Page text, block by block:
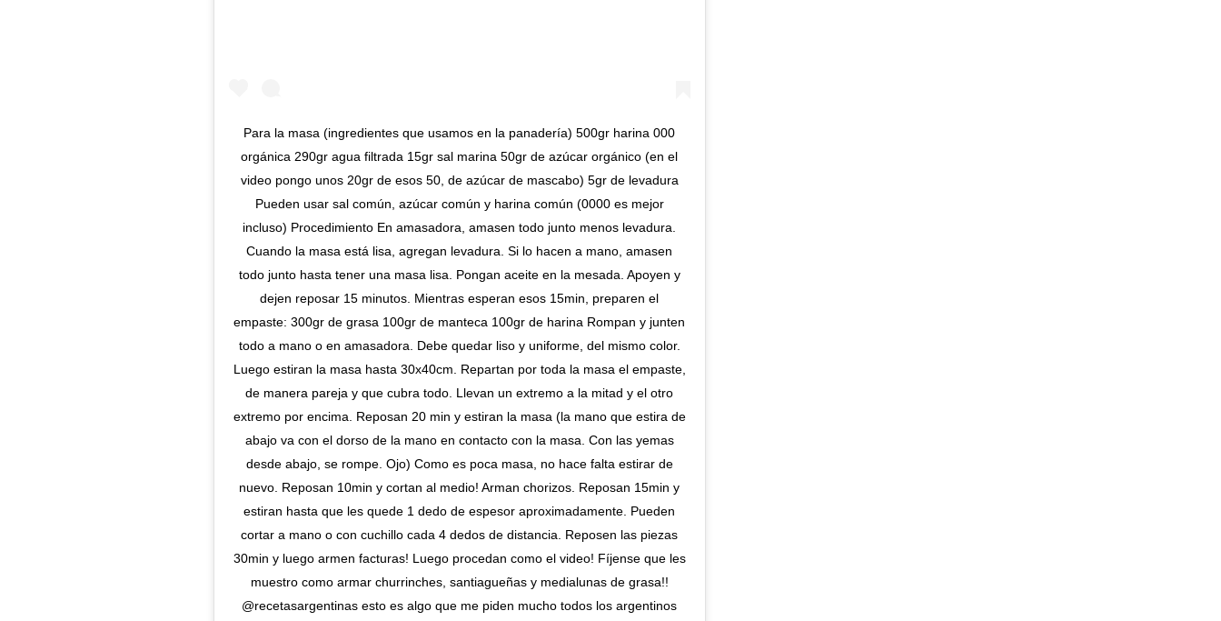
Para la masa (ingredientes que usamos en la panadería) 500gr harina 000
orgánica 290gr agua filtrada 15gr sal marina 50gr de azúcar orgánico (en el
video pongo unos 20gr de esos 50, de azúcar de mascabo) 5gr de levadura
Pueden usar sal común, azúcar común y harina común (0000 es mejor
incluso) Procedimiento En amasadora, amasen todo junto menos levadura.
Cuando la masa está lisa, agregan levadura. Si lo hacen a mano, amasen
todo junto hasta tener una masa lisa. Pongan aceite en la mesada. Apoyen y
dejen reposar 15 minutos. Mientras esperan esos 15min, preparen el
empaste: 300gr de grasa 100gr de manteca 100gr de harina Rompan y junten
todo a mano o en amasadora. Debe quedar liso y uniforme, del mismo color.
Luego estiran la masa hasta 30x40cm. Repartan por toda la masa el empaste,
de manera pareja y que cubra todo. Llevan un extremo a la mitad y el otro
extremo por encima. Reposan 20 min y estiran la masa (la mano que estira de
abajo va con el dorso de la mano en contacto con la masa. Con las yemas
desde abajo, se rompe. Ojo) Como es poca masa, no hace falta estirar de
nuevo. Reposan 10min y cortan al medio! Arman chorizos. Reposan 15min y
estiran hasta que les quede 1 dedo de espesor aproximadamente. Pueden
cortar a mano o con cuchillo cada 4 dedos de distancia. Reposen las piezas
30min y luego armen facturas! Luego procedan como el video! Fíjense que les
muestro como armar churrinches, santiagueñas y medialunas de grasa!!
@recetasargentinas esto es algo que me piden mucho todos los argentinos